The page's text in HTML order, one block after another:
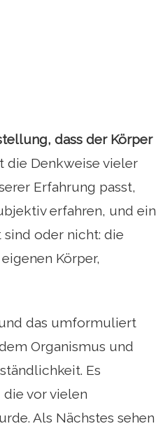
dass der Körper
die Denkweise vieler
Erfahrung passt,
erfahren, und ein
sind oder nicht: die
Körper,
das umformuliert
Organismus und
Es
vor vielen
Als Nächstes sehen